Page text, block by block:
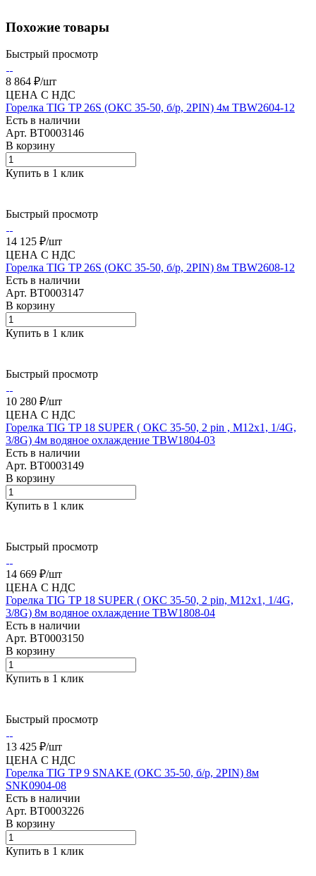
Похожие товары
Быстрый просмотр
8 864 ₽/шт
ЦЕНА С НДС
Горелка TIG TP 26S (ОКС 35-50, б/р, 2PIN) 4м TBW2604-12
Есть в наличии
Арт. BT0003146
В корзину
Купить в 1 клик
Быстрый просмотр
14 125 ₽/шт
ЦЕНА С НДС
Горелка TIG TP 26S (ОКС 35-50, б/р, 2PIN) 8м TBW2608-12
Есть в наличии
Арт. BT0003147
В корзину
Купить в 1 клик
Быстрый просмотр
10 280 ₽/шт
ЦЕНА С НДС
Горелка TIG TP 18 SUPER ( ОКС 35-50, 2 pin , M12х1, 1/4G,
3/8G) 4м водяное охлаждение TBW1804-03
Есть в наличии
Арт. BT0003149
В корзину
Купить в 1 клик
Быстрый просмотр
14 669 ₽/шт
ЦЕНА С НДС
Горелка TIG TP 18 SUPER ( ОКС 35-50, 2 pin, M12х1, 1/4G,
3/8G) 8м водяное охлаждение TBW1808-04
Есть в наличии
Арт. BT0003150
В корзину
Купить в 1 клик
Быстрый просмотр
13 425 ₽/шт
ЦЕНА С НДС
Горелка TIG TP 9 SNAKE (ОКС 35-50, б/р, 2PIN) 8м
SNK0904-08
Есть в наличии
Арт. BT0003226
В корзину
Купить в 1 клик